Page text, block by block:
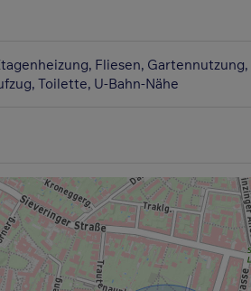
Fliesen Gartennutzung
Toilette U-Bahn-Nähe